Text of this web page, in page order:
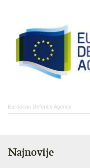
European Defence Agency
Najnovije